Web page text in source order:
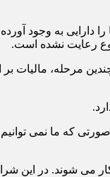
به وجود
رعایت نشده است.
مرحله، مالیات
که ما نمی توانیم
می شوند. در این